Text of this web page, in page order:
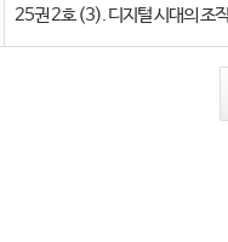
25권 2호 (3). 디지털 시대의 조직